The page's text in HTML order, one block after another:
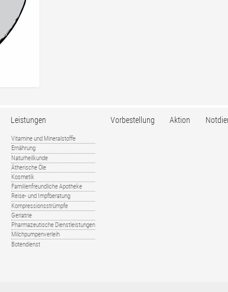
Leistungen
Vitamine und Mineralstoffe
Ernährung
Naturheilkunde
Ätherische Öle
Kosmetik
Familienfreundliche Apotheke
Reise- und Impfberatung
Kompressionsstrümpfe
Geriatrie
Pharmazeutische Dienstleistungen
Milchpumpenverleih
Botendienst
Vorbestellung Aktion